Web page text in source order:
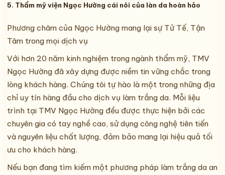
5. Thẩm mỹ viện Ngọc Hường cái nôi của làn da hoàn hảo
Phương châm của Ngọc Hường mang lại sự Tử Tế, Tận
Tâm trong mọi dịch vụ
Với hơn 20 năm kinh nghiệm trong ngành thẩm mỹ, TMV
Ngọc Hường đã xây dựng được niềm tin vững chắc trong
lòng khách hàng. Chúng tôi tự hào là một trong những địa
chỉ uy tín hàng đầu cho dịch vụ làm trắng da. Mỗi liệu
trình tại TMV Ngọc Hường đều được thực hiện bởi các
chuyên gia có tay nghề cao, sử dụng công nghệ tiên tiến
và nguyên liệu chất lượng, đảm bảo mang lại hiệu quả tối
ưu cho khách hàng.
Nếu bạn đang tìm kiếm một phương pháp làm trắng da an